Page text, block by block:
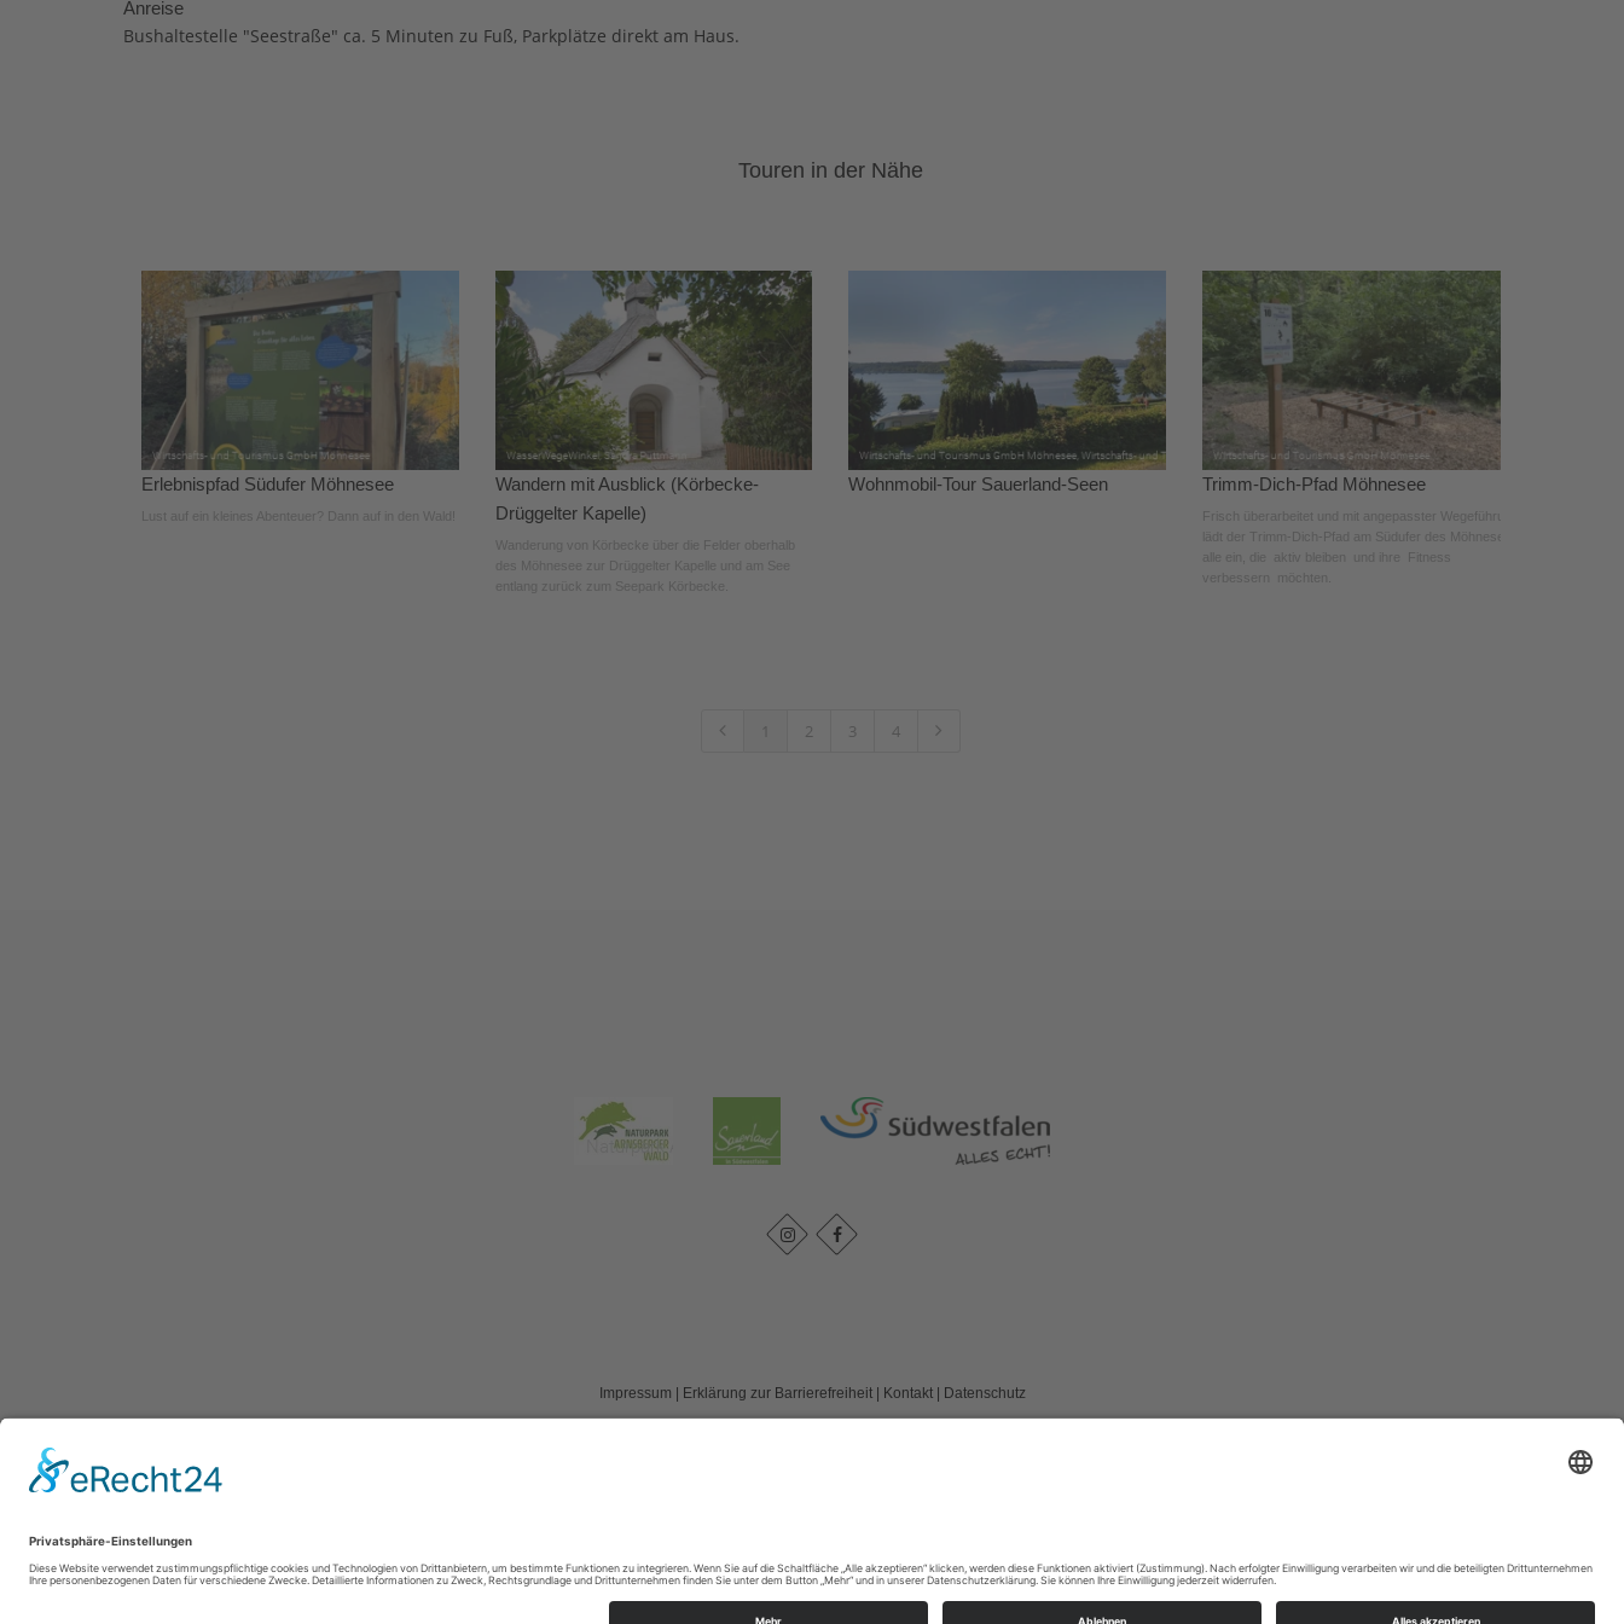
Anreise
Bushaltestelle "Seestraße" ca. 5 Minuten zu Fuß, Parkplätze direkt am Haus.
Touren in der Nähe
Erlebnispfad Südufer Möhnesee
Lust auf ein kleines Abenteuer? Dann auf in den Wald!
Wandern mit Ausblick (Körbecke-
Drüggelter Kapelle)
Wanderung von Körbecke über die Felder oberhalb
des Möhnesee zur Drüggelter Kapelle und am See
entlang zurück zum Seepark Körbecke.
Wohnmobil-Tour Sauerland-Seen Trimm-Dich-Pfad Möhnesee
Frisch überarbeitet und mit angepasster Wegeführung
lädt der Trimm-Dich-Pfad am Südufer des Möhnesees
alle ein, die aktiv bleiben und ihre Fitness
verbessern möchten.
1 2 3 4
Impressum | Erklärung zur Barrierefreiheit| Kontakt| Datenschutz
Cookie-Einstellungen